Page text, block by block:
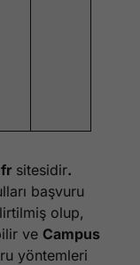
sitesidir.
başvuru
olup,
ve Campus
yöntemleri